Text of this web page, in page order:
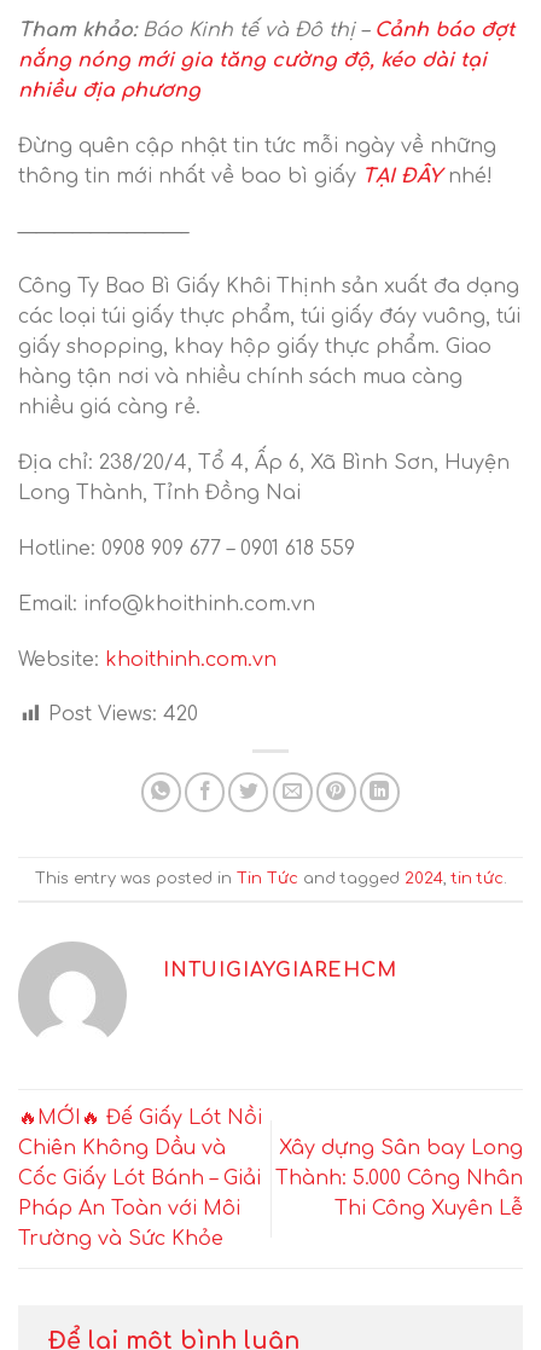
Tham khảo: Báo Kinh tế và Đô thị – Cảnh báo đợt
nắng nóng mới gia tăng cường độ, kéo dài tại
nhiều địa phương
Đừng quên cập nhật tin tức mỗi ngày về những
thông tin mới nhất về bao bì giấy TẠI ĐÂYnhé!
—————————–
Công Ty Bao Bì Giấy Khôi Thịnh sản xuất đa dạng
các loại túi giấy thực phẩm, túi giấy đáy vuông, túi
giấy shopping, khay hộp giấy thực phẩm. Giao
hàng tận nơi và nhiều chính sách mua càng
nhiều giá càng rẻ.
Địa chỉ: 238/20/4, Tổ 4, Ấp 6, Xã Bình Sơn, Huyện
Long Thành, Tỉnh Đồng Nai
Hotline: 0908 909 677 – 0901 618 559
Email: info@khoithinh.com.vn
Website: khoithinh.com.vn
Post Views: 420
This entry was posted in Tin Tức and tagged 2024,tin tức.
INTUIGIAYGIAREHCM
🔥MỚI🔥 Đế Giấy Lót Nồi
Chiên Không Dầu và
Cốc Giấy Lót Bánh – Giải
Pháp An Toàn với Môi
Trường và Sức Khỏe
Xây dựng Sân bay Long
Thành: 5.000 Công Nhân
Thi Công Xuyên Lễ
Để lại một bình luận